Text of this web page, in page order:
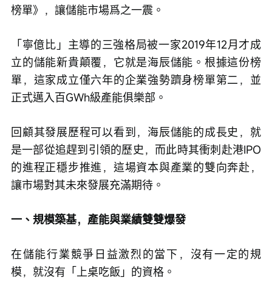
榜單》，讓儲能市場爲之一震。
「寧億比」主導的三強格局被一家2019年12月才成
立的儲能新貴顛覆，它就是海辰儲能。根據這份榜
單，這家成立僅六年的企業強勢躋身榜單第二，並
正式邁入百GWh級產能俱樂部。
回顧其發展歷程可以看到，海辰儲能的成長史，就
是一部從追趕到引領的歷史，而此時其衝刺赴港IPO
的進程正穩步推進，這場資本與產業的雙向奔赴，
讓市場對其未來發展充滿期待。
一、規模築基，產能與業績雙雙爆發
在儲能行業競爭日益激烈的當下，沒有一定的規
模，就沒有「上桌吃飯」的資格。